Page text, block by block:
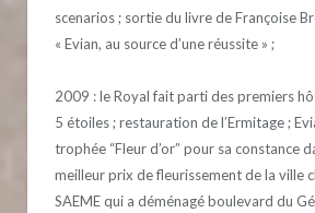
scenarios ; sortie du livre de Françoise
« Evian, au source d’une réussite » ;
2009 : le Royal fait parti des premiers
5 étoiles ; restauration de l’Ermitage ;
trophée “Fleur d’or” pour sa constance
meilleur prix de fleurissement de la ville
SAEME qui a déménagé boulevard du